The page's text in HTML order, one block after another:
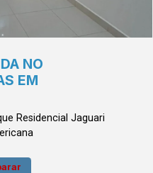
NO
EM
Residencial Jaguari